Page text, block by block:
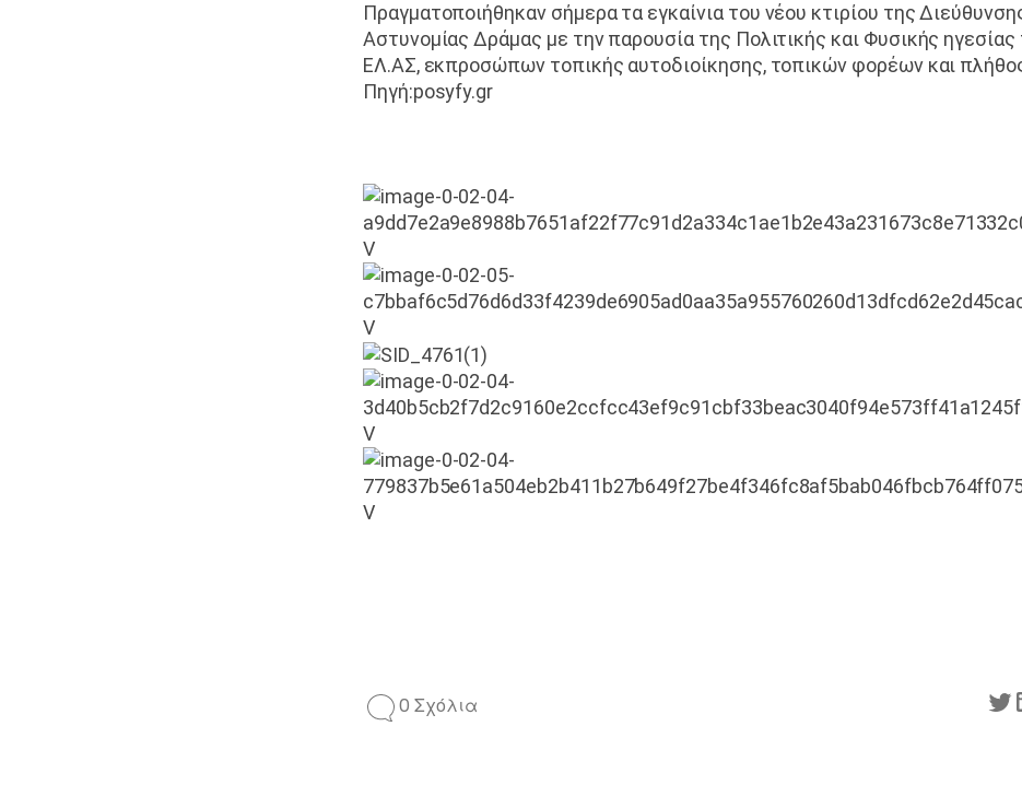
Πραγματοποιήθηκαν σήμερα τα εγκαίνια του νέου κτιρίου της
Αστυνομίας Δράμας με την παρουσία της Πολιτικής και Φυσικής ηγεσίας
ΕΛ.ΑΣ, εκπροσώπων τοπικής αυτοδιοίκησης, τοπικών φορέων και
Πηγή:posyfy.gr
0 Σχόλια